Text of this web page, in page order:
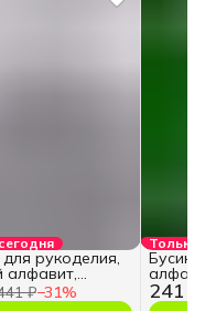
₽−31%
рукоделия,
алфавит,
Только
241 ₽